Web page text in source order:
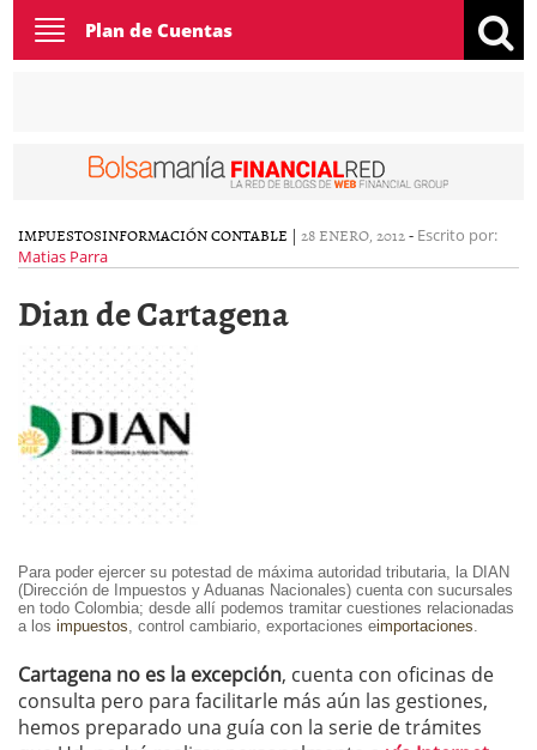
Toggle
navigation
Plan de Cuentas
IMPUESTOSINFORMACIÓN CONTABLE | 28 ENERO, 2012- Escrito por:
Matias Parra
Dian de Cartagena
Para poder ejercer su potestad de máxima autoridad tributaria, la DIAN
(Dirección de Impuestos y Aduanas Nacionales) cuenta con sucursales
en todo Colombia; desde allí podemos tramitar cuestiones relacionadas
a los impuestos, control cambiario, exportaciones eimportaciones.
Cartagena no es la excepción, cuenta con oficinas de
consulta pero para facilitarle más aún las gestiones,
hemos preparado una guía con la serie de trámites